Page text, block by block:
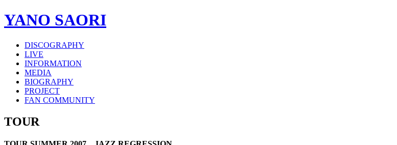
YANO SAORI
DISCOGRAPHY
LIVE
INFORMATION
MEDIA
BIOGRAPHY
PROJECT
FAN COMMUNITY
TOUR